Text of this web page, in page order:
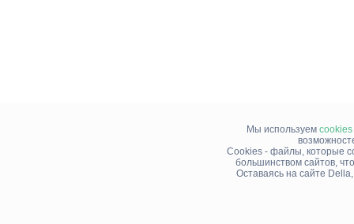
Мы используем cookies
Cookies - файлы, которые
большинством сайтов,
Оставаясь на сайте